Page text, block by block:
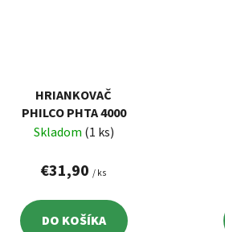
HRIANKOVAČ
PHILCO PHTA 4000
Skladom (1 ks)
€31,90/ ks
DO KOŠÍKA